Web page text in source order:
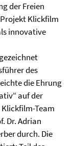
der Freien
Klickfilm
innovative
des
die Ehrung
auf der
Klickfilm-Team
Dr. Adrian
durch. Die